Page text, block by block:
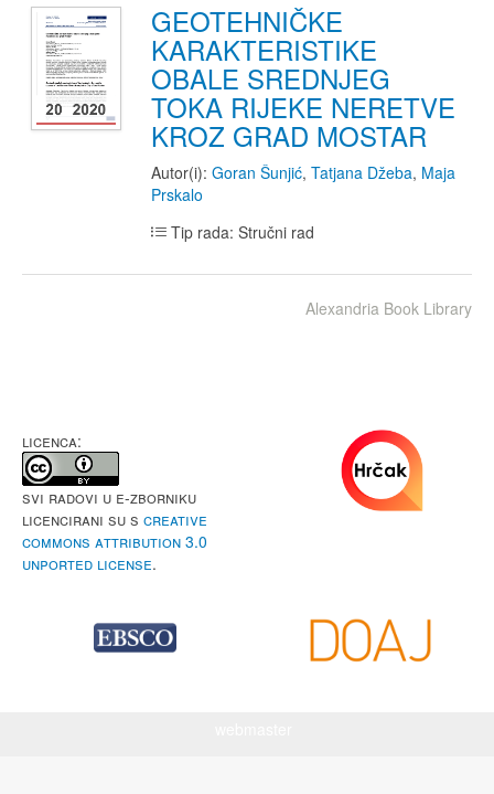
GEOTEHNIČKE
KARAKTERISTIKE
OBALE SREDNJEG
TOKA RIJEKE NERETVE
KROZ GRAD MOSTAR
Autor(i): Goran Šunjić, Tatjana Džeba, Maja
Prskalo
Tip rada: Stručni rad
Alexandria Book Library
LICENCA:
Svi radovi u e-Zborniku
licencirani su s Creative
Commons Attribution 3.0
Unported License.